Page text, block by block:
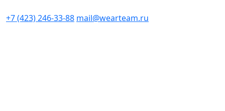
+7 (423) 246-33-88 mail@wearteam.ru